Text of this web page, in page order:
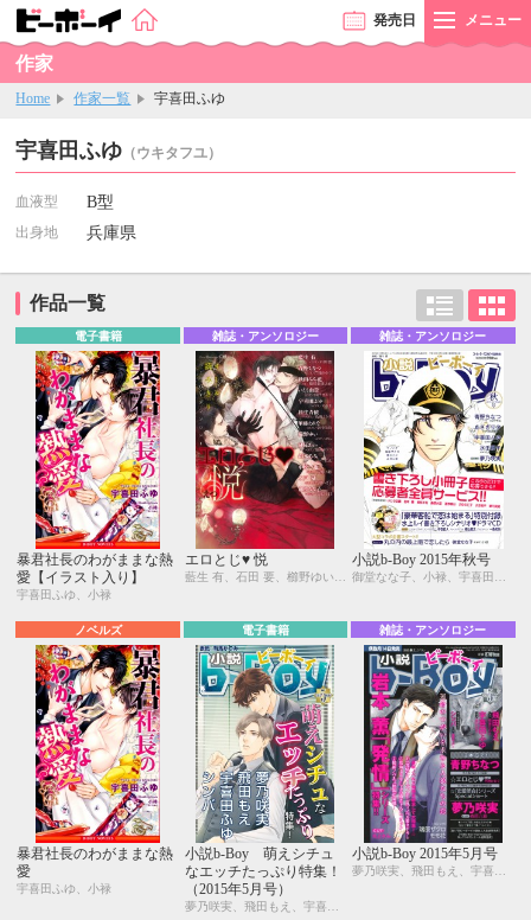
発売日 メニュー
作家
Home 作家一覧 宇喜田ふゆ
宇喜田ふゆ （ウキタフユ）
血液型 B型
出身地 兵庫県
作品一覧
電子書籍
暴君社長のわがままな熱
愛【イラスト入り】
宇喜田ふゆ、小禄
雑誌・アンソロジー
エロとじ♥ 悦
雑誌・アンソロジー
小説b-Boy 2015年秋号
ノベルズ
暴君社長のわがままな熱
愛
宇喜田ふゆ、小禄
電子書籍
小説b-Boy 萌えシチュ
なエッチたっぷり特集！
（2015年5月号）
雑誌・アンソロジー
小説b-Boy 2015年5月号